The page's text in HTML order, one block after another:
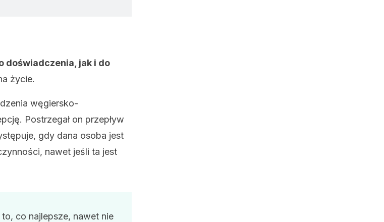
doświadczenia, jak i do
życie.
węgiersko-
Postrzegał on przepływ
gdy dana osoba jest
nawet jeśli ta jest
co najlepsze, nawet nie